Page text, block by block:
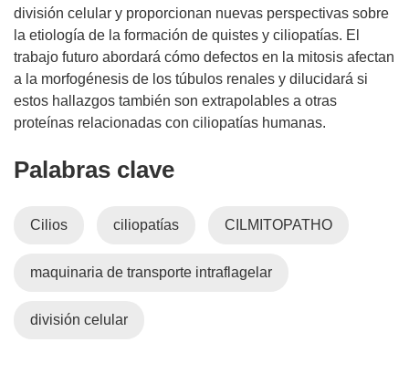
división celular y proporcionan nuevas perspectivas sobre
la etiología de la formación de quistes y ciliopatías. El
trabajo futuro abordará cómo defectos en la mitosis afectan
a la morfogénesis de los túbulos renales y dilucidará si
estos hallazgos también son extrapolables a otras
proteínas relacionadas con ciliopatías humanas.
Palabras clave
Cilios ciliopatías CILMITOPATHO
maquinaria de transporte intraflagelar
división celular